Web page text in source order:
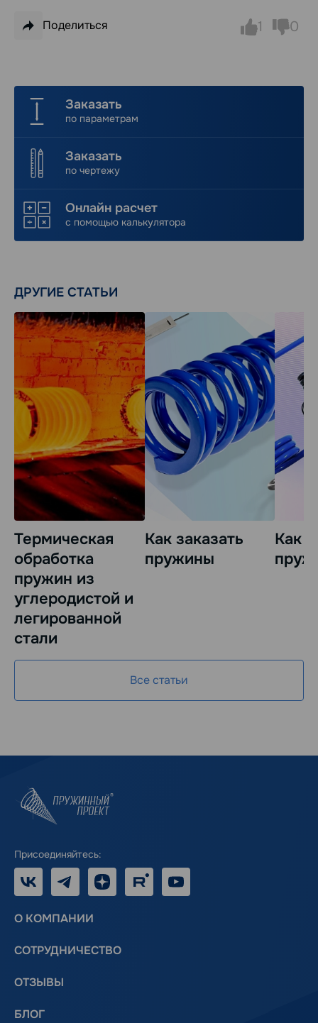
Поделиться 1 0
Заказать
по параметрам
Заказать
по чертежу
Онлайн расчет
с помощью калькулятора
ДРУГИЕ СТАТЬИ
Термическая
обработка
пружин из
углеродистой и
легированной
стали
Как заказать
пружины
Как
Все статьи
Присоединяйтесь:
Telegram Дзен RUTUBE
О КОМПАНИИ
СОТРУДНИЧЕСТВО
ОТЗЫВЫ
БЛОГ